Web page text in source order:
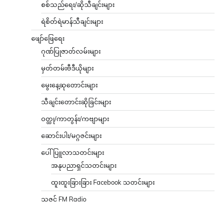
စစ်သည်ရေး/ဆိုသီချင်းများ
ရဲစိတ်ရဲမာန်သီချင်းများ
ဖျော်ဖြေရေး
ဂုဏ်ပြုဇာတ်လမ်းများ
မှတ်တမ်းဗီဒီယိုများ
မွေးနေ့ဆုတောင်းများ
သီချင်းတောင်းဆိုခြင်းများ
ဝတ္ထု/ကာတွန်း/ကဗျာများ
ဆောင်းပါး/မဂ္ဂဇင်းများ
ပေါ်ပြူလာသတင်းများ
အနုပညာရှင်သတင်းများ
ထူးထူးခြားခြား Facebook သတင်းများ
သဇင် FM Radio